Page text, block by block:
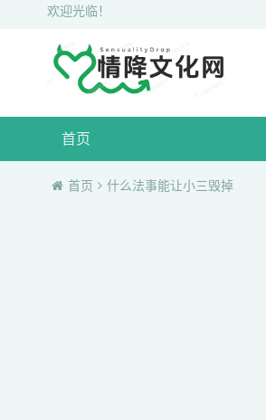
欢迎光临！
首页
首页 什么法事能让小三毁掉